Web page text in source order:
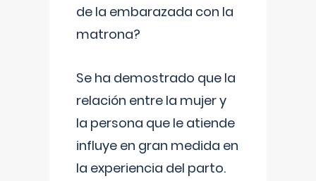
de la embarazada con la
matrona?
Se ha demostrado que la
relación entre la mujer y
la persona que le atiende
influye en gran medida en
la experiencia del parto.